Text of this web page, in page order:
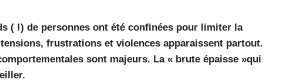
( !) de personnes ont été confinées pour limiter la
frustrations et violences apparaissent partout.
sont majeurs. La « brute épaisse »qui